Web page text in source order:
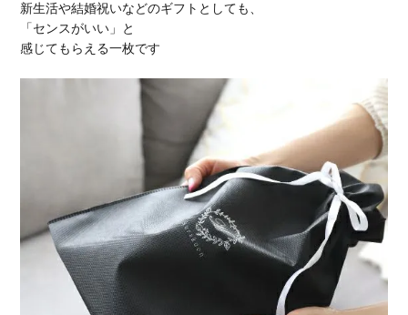
新生活や結婚祝いなどのギフトとしても、
「センスがいい」と
感じてもらえる一枚です